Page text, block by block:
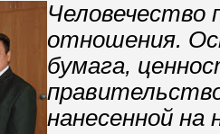
Человечество
отношения.
бумага,
нанесенной